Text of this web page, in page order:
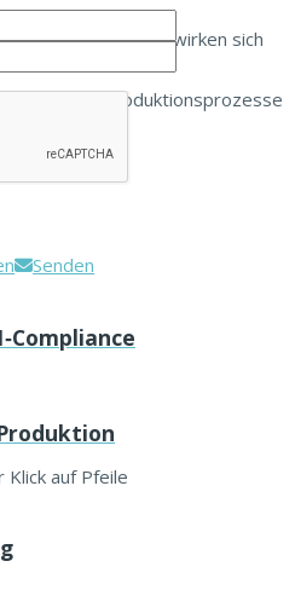
wirken sich
der Produktionsprozesse
Senden
auf Pfeile